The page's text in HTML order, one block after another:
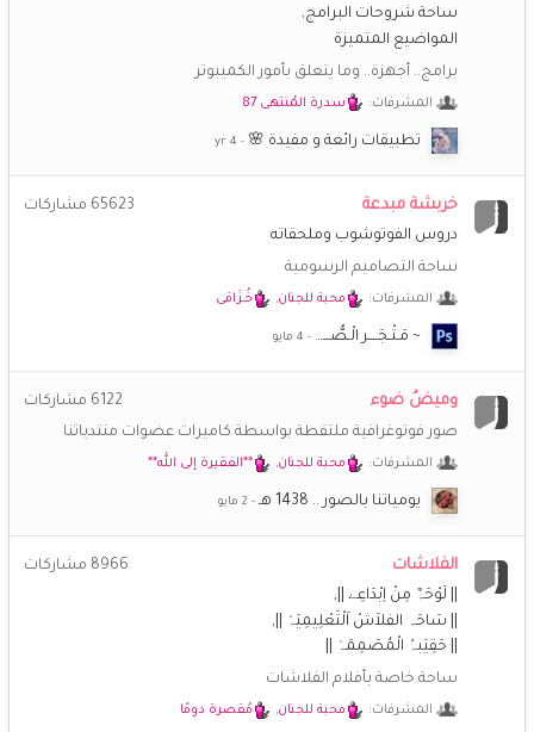
ساحة شروحات البرامج
المواضيع المتميزة
برامج.. أجهزة.. وما يتعلق بأمور الكميبوتر
المشرفات: سدرة المُنتهى 87
تطبيقات رائعة و مفيدة 🌸
خربشة مبدعة
دروس الفوتوشوب وملحقاته
ساحة التصاميم الرسومية
المشرفات: محبة للجنان, خُـزَامَى
65623 مشاركات
~ مَـتْـجَــــر الْـصُّـــ…
وميضُ ضوء
صور فوتوغرافية ملتقطة بواسطة كاميرات عضوات منتدياتنا
المشرفات: محبة للجنان, **الفقيرة إلى الله**
6122 مشاركات
يومياتنا بالصور .. 1438 هـ
الفلاشات
|| لَوْحَہٌ مِنْ اِبْدَاعِے ||
|| سَاحَہ الفلاَشْ اَلْتَعْلِيمِيَہْ ||
|| حَقِيَبہُ الْمُصَمِمَہْ ||
ساحة خاصة بأفلام الفلاشات
المشرفات: محبة للجنان, مُقصرة دومًا
8966 مشاركات